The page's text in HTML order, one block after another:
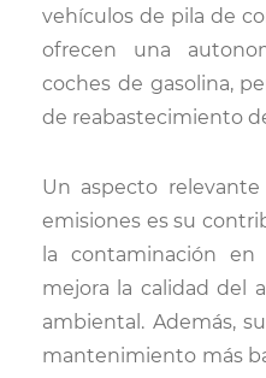
vehículos de pila de
ofrecen una
coches de gasolina,
de reabastecimiento
Un aspecto
emisiones es su
la contaminación
mejora la calidad del
ambiental. Además,
mantenimiento más